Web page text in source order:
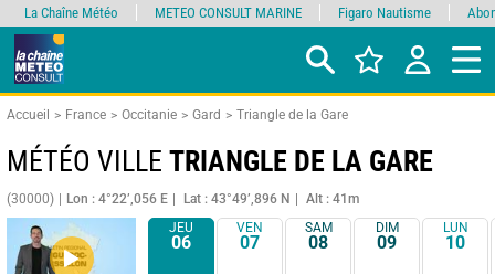
Accueil France Occitanie Gard Triangle de la Gare
MÉTÉO VILLE TRIANGLE DE LA GARE
(30000) Lon : 4°22’,056 E Lat : 43°49’,896 N Alt : 41m
JEU
06
VEN
07
SAM
08
DIM
09
LUN
10
La Chaîne Météo METEO CONSULT MARINE Figaro Nautisme